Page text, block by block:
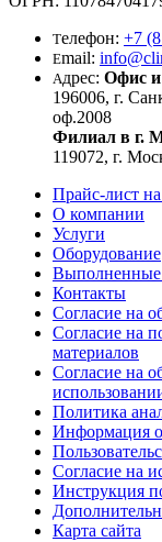
Телефон: +7
Email:
Адрес: Офис и
196006, г.
оф.2008
Филиал в г.
119072, г.
Прайс-лист
О компании
Услуги
Оборудование
Выполненные
Контакты
Согласие на
Согласие на
материалов
Согласие на
Политика
Информация
Согласие на
Инструкция
Карта сайта